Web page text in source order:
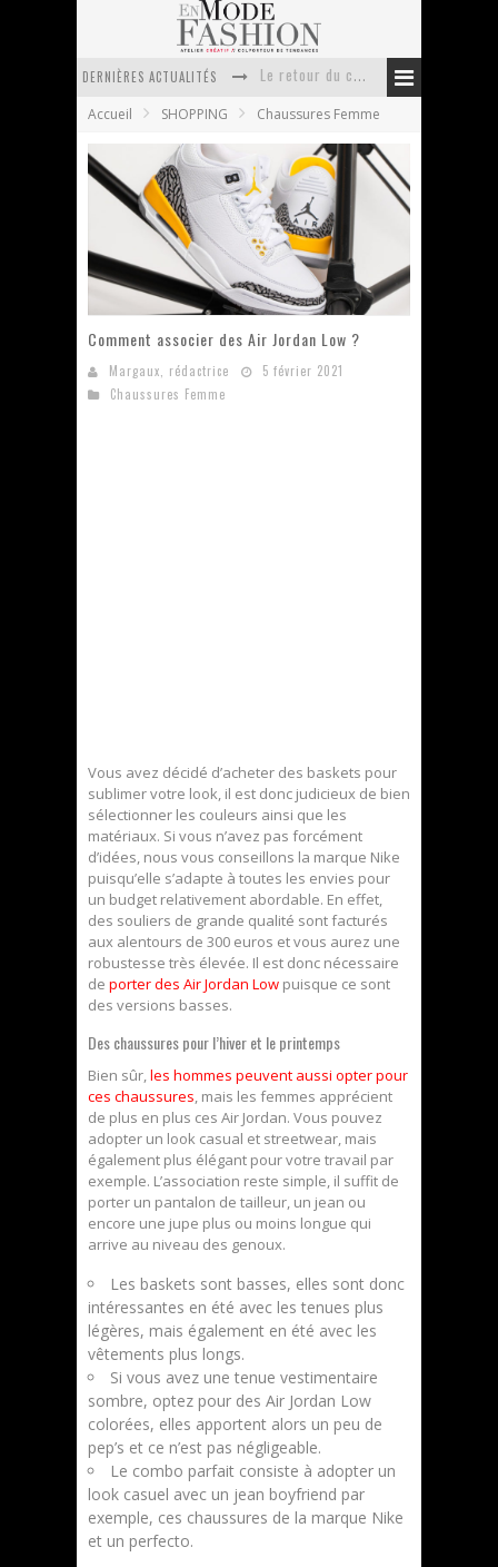
DERNIÈRES ACTUALITÉS
Doudoune pour femme : choisir la pièce idéale entre style, chaleur et durabilité
La trousse de toilette : l’accessoire indispensable de voyage
Week-end spa en automne : quel maillot de bain choisir ?
Accueil SHOPPING Chaussures Femme
Comment associer des Air Jordan Low ?
Margaux, rédactrice
5 février 2021
Chaussures Femme
Vous avez décidé d’acheter des baskets pour
sublimer votre look, il est donc judicieux de bien
sélectionner les couleurs ainsi que les
matériaux. Si vous n’avez pas forcément
d’idées, nous vous conseillons la marque Nike
puisqu’elle s’adapte à toutes les envies pour
un budget relativement abordable. En effet,
des souliers de grande qualité sont facturés
aux alentours de 300 euros et vous aurez une
robustesse très élevée. Il est donc nécessaire
de porter des Air Jordan Low puisque ce sont
des versions basses.
Des chaussures pour l’hiver et le printemps
Bien sûr,les hommes peuvent aussi opter pour
ces chaussures, mais les femmes apprécient
de plus en plus ces Air Jordan. Vous pouvez
adopter un look casual et streetwear, mais
également plus élégant pour votre travail par
exemple. L’association reste simple, il suffit de
porter un pantalon de tailleur, un jean ou
encore une jupe plus ou moins longue qui
arrive au niveau des genoux.
Les baskets sont basses, elles sont donc
intéressantes en été avec les tenues plus
légères, mais également en été avec les
vêtements plus longs.
Si vous avez une tenue vestimentaire
sombre, optez pour des Air Jordan Low
colorées, elles apportent alors un peu de
pep’s et ce n’est pas négligeable.
Le combo parfait consiste à adopter un
look casuel avec un jean boyfriend par
exemple, ces chaussures de la marque Nike
et un perfecto.